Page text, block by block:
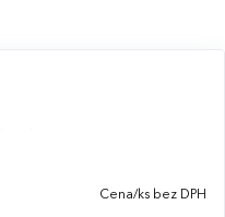
design i váš rozpočet.
Cena/ks bez DPH